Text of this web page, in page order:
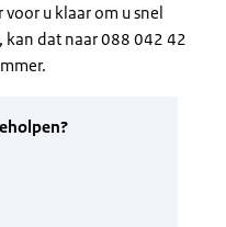
u klaar om u snel
kan dat naar 088 042 42